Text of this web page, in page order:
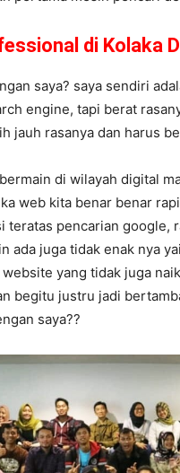
di Kolaka
saya? saya sendiri
engine, tapi berat
jauh rasanya dan harus
di wilayah digital
web kita benar benar
teratas pencarian google,
ada juga tidak enak nya
yang tidak juga
begitu justru jadi
saya??